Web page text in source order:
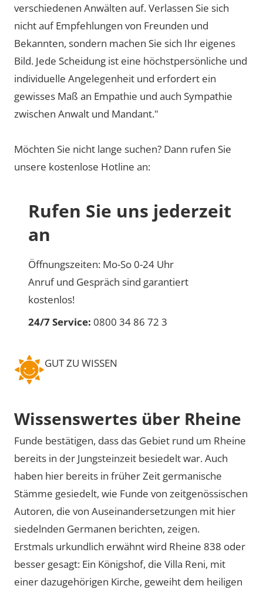
verschiedenen Anwälten auf. Verlassen Sie sich
nicht auf Empfehlungen von Freunden und
Bekannten, sondern machen Sie sich Ihr eigenes
Bild. Jede Scheidung ist eine höchstpersönliche und
individuelle Angelegenheit und erfordert ein
gewisses Maß an Empathie und auch Sympathie
zwischen Anwalt und Mandant."
Möchten Sie nicht lange suchen? Dann rufen Sie
unsere kostenlose Hotline an:
Rufen Sie uns jederzeit
an
Öffnungszeiten: Mo-So 0-24 Uhr
Anruf und Gespräch sind garantiert
kostenlos!
24/7 Service: 0800 34 86 72 3
GUT ZU WISSEN
Wissenswertes über Rheine
Funde bestätigen, dass das Gebiet rund um Rheine
bereits in der Jungsteinzeit besiedelt war. Auch
haben hier bereits in früher Zeit germanische
Stämme gesiedelt, wie Funde von zeitgenössischen
Autoren, die von Auseinandersetzungen mit hier
siedelnden Germanen berichten, zeigen.
Erstmals urkundlich erwähnt wird Rheine 838 oder
besser gesagt: Ein Königshof, die Villa Reni, mit
einer dazugehörigen Kirche, geweiht dem heiligen